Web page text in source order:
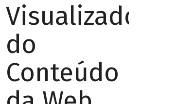
Visualizador
do
Conteúdo